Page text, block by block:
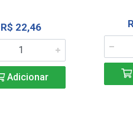
R$ 22,46
Adicionar